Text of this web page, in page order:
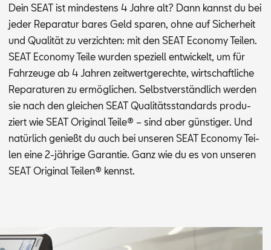
Dein SEAT ist min­des­tens 4 Jah­re alt? Dann kannst du bei
je­der Re­pa­ra­tur ba­res Geld spa­ren, ohne auf Si­cher­heit
und Qua­li­tät zu ver­zich­ten: mit den SEAT Eco­no­my Tei­len.
SEAT Eco­no­my Tei­le wur­den spe­zi­ell ent­wi­ckelt, um für
Fahr­zeu­ge ab 4 Jah­ren zeit­wert­ge­rech­te, wirt­schaft­li­che
Re­pa­ra­tu­ren zu er­mög­li­chen. Selbst­ver­ständ­lich wer­den
sie nach den glei­chen SEAT Qua­li­täts­stan­dards pro­du­
ziert wie SEAT Ori­gi­nal Tei­le® – sind aber güns­ti­ger. Und
na­tür­lich ge­nießt du auch bei un­se­ren SEAT Eco­no­my Tei­
len eine 2-jäh­ri­ge Ga­ran­tie. Ganz wie du es von un­se­ren
SEAT Ori­gi­nal Tei­len® kennst.